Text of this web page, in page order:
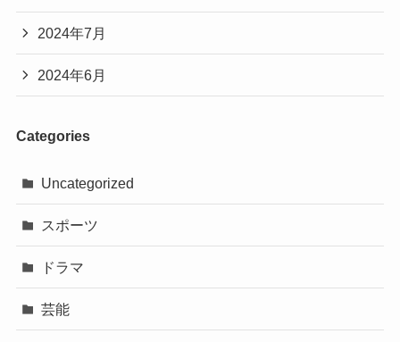
2024年7月
2024年6月
Categories
Uncategorized
スポーツ
ドラマ
芸能